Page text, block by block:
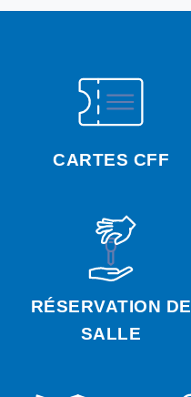
CARTES CFF
RÉSERVATION DE
SALLE